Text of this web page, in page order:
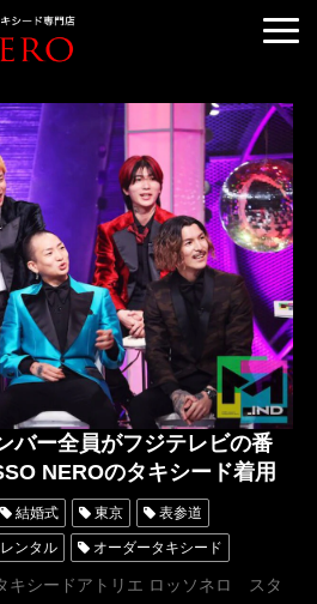
RENTAL
RANKING
DRESS
VOICE
&BLOG
ABOUT US
バー全員がフジテレビの番
NEROのタキシード着用
結婚式 東京 表参道
レンタル オーダータキシード
ッソネロ 人気 横山宗生
キシードアトリエ ロッソネロ スタ